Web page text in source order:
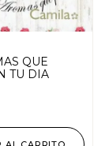
QUE
TU DIA